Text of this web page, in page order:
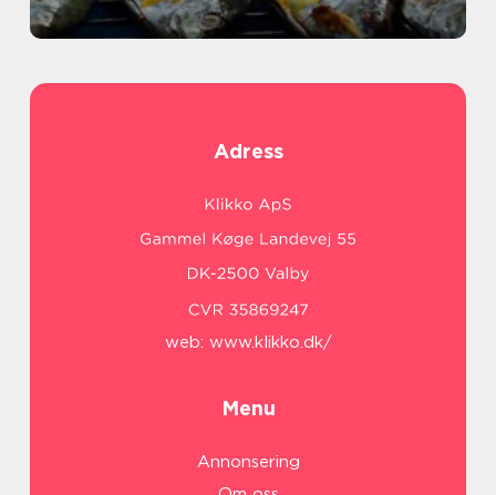
Adress
web: www.klikko.dk/
Menu
Annonsering